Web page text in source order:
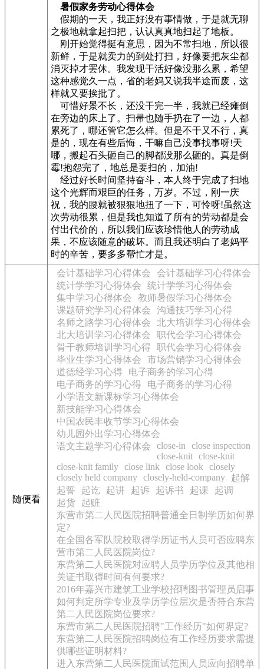
暑假家务劳动心得体会
假期的一天，我正好没有事情做，于是就无聊
之极地就拿起扫把，认认真真地扫起了地板。
刚开始觉得挺有意思，因为不常扫地，所以很
新鲜，于是就卖力的到处打扫，好像要把灰尘都
消灭掉才罢休。我发现干活好像没那么累，希望
这种感觉久一点，省的老妈又说我半途而废，这
样就又要挨批了。
可惜好景不长，还没干完一半，我就已经瘫倒
在旁边的床上了。扫帚也随手扔在了一边，人都
累死了，哪还管它怎么样。但是不干又不行，真
是的，现在有些后悔，干嘛自己没事找事呀!天
哪，搬起石头砸自己的脚都没那么砸的。真是倒
霉!抱怨完了，地总是要扫的，加油!
经过好长时间坚持奋斗，本人终于完成了扫地
这个光辉而艰巨的任务，万岁。不过，刚一庆
祝，我的腰就被狠狠地扭了一下，可怜呀!虽然这
次劳动很累，但是我也知道了所有的劳动都是会
付出代价的，所以我们应该珍惜他人的劳动成
果，不应该随意的破坏。而且我还明白了老妈平
时的辛苦，要多多帮忙才是。
随便看
会计基础学习心得体会
会计基础学习心得体会
统计学学习心得体会
统计学学习心得体会
集中学习心得体会
教师暑假学习心得体会
课题研究学习心得体会
沟通技巧学习心得
名师之路学习心得体会
北大培训学习心得体会
北大培训学习心得体会
职代会学习心得体会
骨干教师培训学习心得
职代会学习心得体会
毕业生学习心得体会
市场营销学习心得体会
道德经学习心得
电子商务的学习心得
电子商务的学习心得
电子商务的学习心得
小学语文新课标学习心得体会
新技能学习心得体会
中国农民丰收节学习心得体会
幼儿园外出学习心得体会
语文主题学习心得体会
close-in
close inspection
close-knit close-knit
close-knit family close link close look
closely
closely held company closely-held-company
起解
起誓
起讫 起讲 起诉 起诉书 起课
起调
起货
起赃
东营市第二人民医院招聘普通全日制学历如何界
定?
在全国各军队院校取得学历证书人员可否应聘东
营市第二人民医院岗位?
东营第二人民医院对应聘人员学历学位及其他相
关证书取得时间有何要求?
2016年嘉兴市建筑工业学校招聘图书管理员启事
如何判定所学专业及学历学位层次是否符合东营
第二人民医院岗位要求?
东营市第二人民医院招聘"工作经历"如何界定?
东营第二人民医院招聘岗位有工作经历要求需提
供哪些证明材料?
进入东营第二人民医院面试范围人员应向招聘单